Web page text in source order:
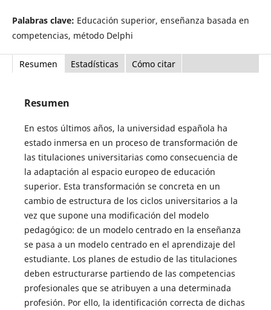
Palabras clave: Educación superior, enseñanza basada en
competencias, método Delphi
Resumen Estadísticas Cómo citar
Resumen
En estos últimos años, la universidad española ha
estado inmersa en un proceso de transformación de
las titulaciones universitarias como consecuencia de
la adaptación al espacio europeo de educación
superior. Esta transformación se concreta en un
cambio de estructura de los ciclos universitarios a la
vez que supone una modificación del modelo
pedagógico: de un modelo centrado en la enseñanza
se pasa a un modelo centrado en el aprendizaje del
estudiante. Los planes de estudio de las titulaciones
deben estructurarse partiendo de las competencias
profesionales que se atribuyen a una determinada
profesión. Por ello, la identificación correcta de dichas